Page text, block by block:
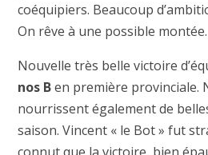
coéquipiers. Beaucoup
On rêve à une possible montée.
Nouvelle très belle victoire
nos Ben première provinciale.
nourrissent également de
saison. Vincent « le Bot » fut